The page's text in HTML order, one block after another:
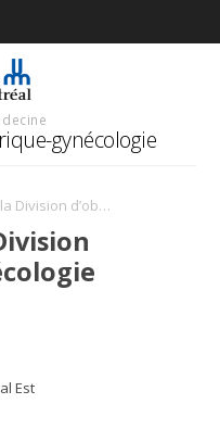
gynécologie
Journal Club de la Division d’obstétrique-gynécologie générale
Est